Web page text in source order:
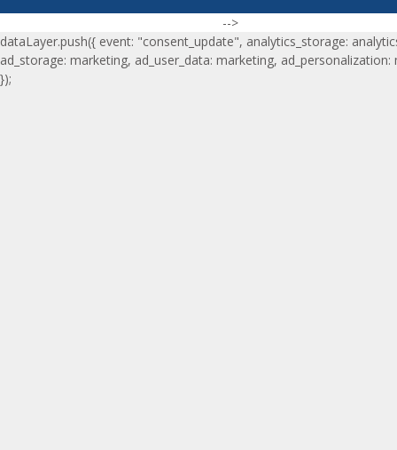
-->
dataLayer.push({ event: "consent_update", analytics_storage:
ad_storage: marketing, ad_user_data: marketing, ad_personalization:
});